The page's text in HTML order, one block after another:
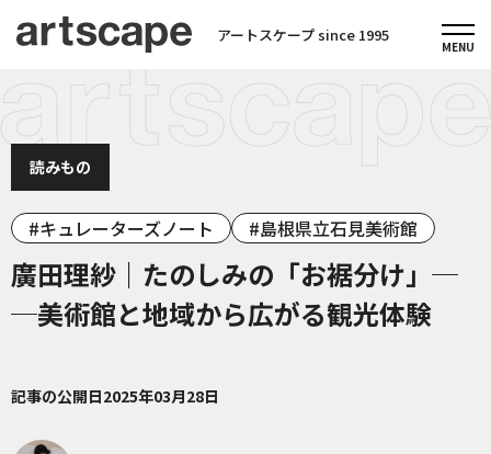
アートスケープ since 1995
読みもの
キュレーターズノート 島根県立石見美術館
廣田理紗｜たのしみの「お裾分け」─
─美術館と地域から広がる観光体験
記事の公開日2025年03月28日